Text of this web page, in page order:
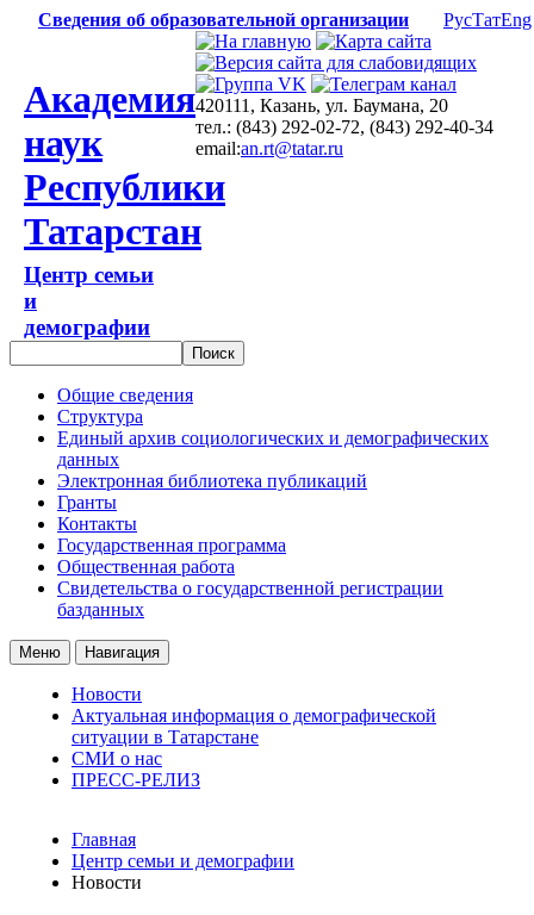
Сведения об образовательной организации РусТатEng
Академия
наук
Республики
Татарстан
Центр семьи
и
демографии
420111, Казань, ул. Баумана, 20
тел.: (843) 292-02-72, (843) 292-40-34
email:an.rt@tatar.ru
Общие сведения
Структура
Единый архив социологических и демографических
данных
Электронная библиотека публикаций
Гранты
Контакты
Государственная программа
Общественная работа
Свидетельства о государственной регистрации
базданных
Меню Навигация
Новости
Актуальная информация о демографической
ситуации в Татарстане
СМИ о нас
ПРЕСС-РЕЛИЗ
Главная
Центр семьи и демографии
Новости